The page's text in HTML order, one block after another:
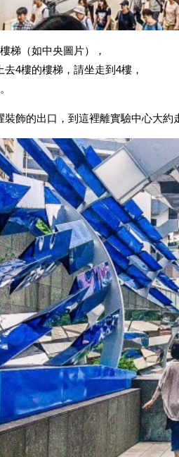
梯（如中央圖片），
4樓的樓梯，請坐走到4樓，
裝飾的出口，到這裡離實驗中心大約